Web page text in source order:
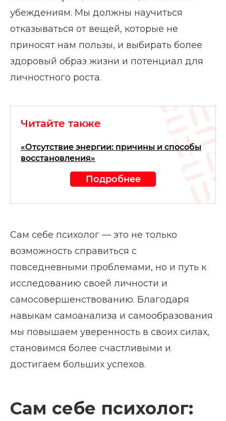
убеждениям. Мы должны научиться
отказываться от вещей, которые не
приносят нам пользы, и выбирать более
здоровый образ жизни и потенциал для
личностного роста.
Читайте также
«Отсутствие энергии: причины и способы
восстановления»
Подробнее
Сам себе психолог — это не только
возможность справиться с
повседневными проблемами, но и путь к
исследованию своей личности и
самосовершенствованию. Благодаря
навыкам самоанализа и самообразования
мы повышаем уверенность в своих силах,
становимся более счастливыми и
достигаем больших успехов.
Сам себе психолог: